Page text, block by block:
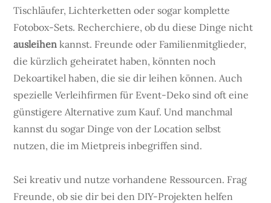
Tischläufer, Lichterketten oder sogar komplette
Fotobox-Sets. Recherchiere, ob du diese Dinge nicht
ausleihen kannst. Freunde oder Familienmitglieder,
die kürzlich geheiratet haben, könnten noch
Dekoartikel haben, die sie dir leihen können. Auch
spezielle Verleihfirmen für Event-Deko sind oft eine
günstigere Alternative zum Kauf. Und manchmal
kannst du sogar Dinge von der Location selbst
nutzen, die im Mietpreis inbegriffen sind.
Sei kreativ und nutze vorhandene Ressourcen. Frag
Freunde, ob sie dir bei den DIY-Projekten helfen